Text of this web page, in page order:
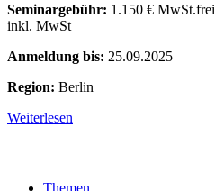
Seminargebühr: 1.150 € MwSt.frei |
inkl. MwSt
Anmeldung bis: 25.09.2025
Region: Berlin
Weiterlesen